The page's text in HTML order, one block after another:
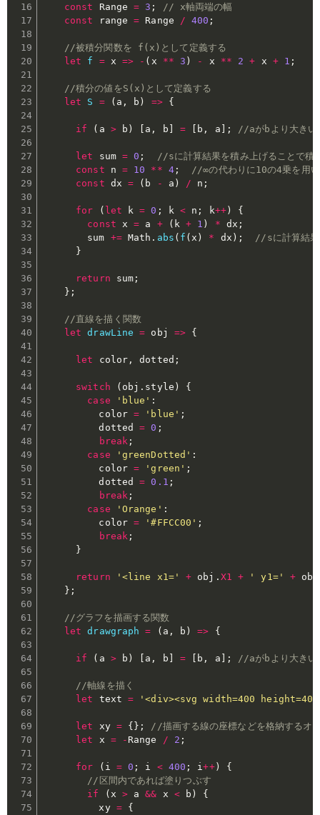
const Range = 3 ;
// x軸両端の幅
const range = Range / 400 ;
//被積分関数を f(x)として定義する
let
f = x => - ( x ** 3 ) - x ** 2 + x + 1 ;
//積分の値をS(x)として定義する
let
S = ( a , b ) => {
if ( a > b ) a , b = b , a ; //aがbより大きい
let sum = 0 ;
//sに計算結果を積み上げることで積
const n = 10 ** 4;
//∞の代わりに10の4乗を用
const dx = ( b - a ) / n ;
for ( let k = 0 ; k < n ; k++)
{
const x = a + ( k + 1 ) * dx ;
        sum
+= Math . abs ( f ( x ) * dx ) ;
//sに計算結果
}
return sum ;
} ;
//直線を描く関数
let
drawLine = obj => {
let color , dotted ;
switch ( obj . style )
{
case
'blue' :
          color
= 'blue' ;
          dotted
= 0 ;
break ;
case
'greenDotted' :
          color
= 'green' ;
          dotted
= 0.1 ;
break ;
case
'Orange' :
          color
= '#FFCC00' ;
break ;
}
return '<line x1=' + obj . X1 + ' y1=' + obj
} ;
//グラフを描画する関数
let
drawgraph = ( a , b ) => {
if ( a > b ) a , b = b , a ; //aがbより大きい
//軸線を描く
let text = '<div><svg width=400
let xy = { } ;
//描画する線の座標などを格納するオ
let x = - Range / 2 ;
for ( i = 0 ; i < 400 ; i++)
{
//区間内であれば塗りつぶす
if
( x > a && x < b )
{
          xy
= {